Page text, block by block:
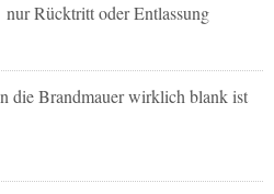
nur Rücktritt oder Entlassung
die Brandmauer wirklich blank ist